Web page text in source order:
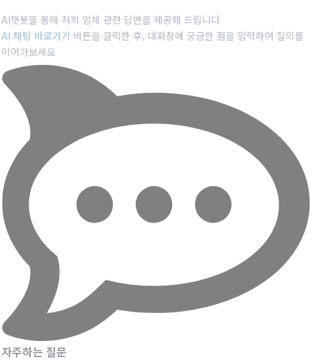
AI챗봇을 통해 저희 업체 관련 답변을 제공해 드립니다
AI 채팅 바로가기 버튼을 클릭한 후, 대화창에 궁금한 점을 입력하여 질의를
이어가보세요
자주하는 질문